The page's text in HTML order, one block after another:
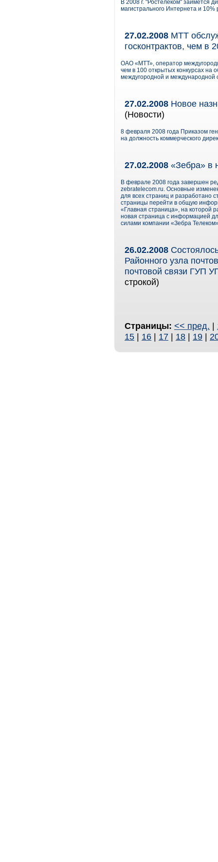
В 2008 г. "Ростелеком" займется
магистрального Интернета и 10%
27.02.2008 МТТ
госконтрактов, чем в
ОАО «МТТ», оператор
чем в 100 открытых конкурсах на
междугородной и международной
27.02.2008 Новое
(Новости)
8 февраля 2008 года Приказом
на должность коммерческого
27.02.2008 «Зебра» в
В феврале 2008 года завершен
zebratelecom.ru. Основные
для всех страниц и разработано
страницы перейти в общую
«Главная страница», на
новая страница с информацией
силами компании «Зебра
26.02.2008
Районного узла
почтовой связи ГУП
строкой)
Страницы: << пред. |
15 | 16 | 17 | 18 | 19 |